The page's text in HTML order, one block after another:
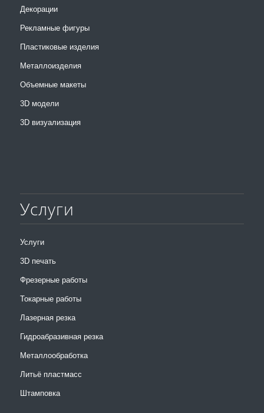
Декорации
Рекламные фигуры
Пластиковые изделия
Металлоизделия
Объемные макеты
3D модели
3D визуализация
Услуги
Услуги
3D печать
Фрезерные работы
Токарные работы
Лазерная резка
Гидроабразивная резка
Металлообработка
Литьё пластмасс
Штамповка